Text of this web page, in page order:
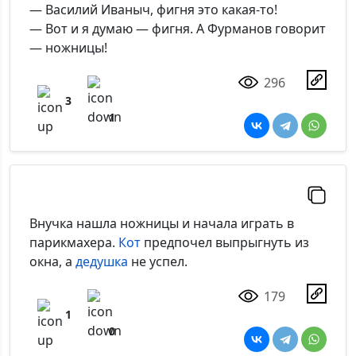
— Василий Иваныч, фигня это какая-то!
— Вот и я думаю — фигня. А Фурманов говорит
— ножницы!
3
1
296
Внучка нашла ножницы и начала играть в
парикмахера. Кот предпочел выпрыгнуть из
окна, а дедушка не успел.
1
0
179